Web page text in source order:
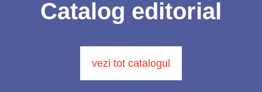
Catalog editorial
vezi tot catalogul